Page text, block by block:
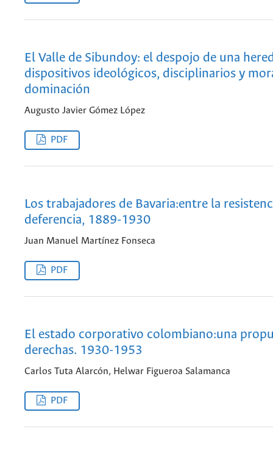
El Valle de Sibundoy: el despojo de una
dispositivos ideológicos, disciplinarios y
dominación
Augusto Javier Gómez López
PDF
Los trabajadores de Bavaria:entre la
deferencia, 1889-1930
Juan Manuel Martínez Fonseca
PDF
El estado corporativo colombiano:una
derechas. 1930-1953
Carlos Tuta Alarcón, Helwar Figueroa Salamanca
PDF